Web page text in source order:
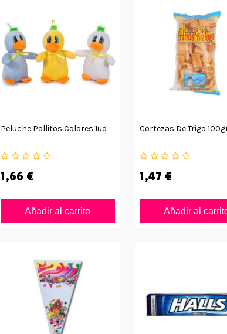
Peluche Pollitos Colores 1ud
1,66 €
Añadir al carrito
Cortezas De Trigo
1,47 €
Añadir al